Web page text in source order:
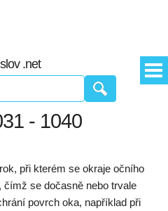
.net
- 1040
při kterém se okraje očního
se dočasně nebo trvale
povrch oka, například při